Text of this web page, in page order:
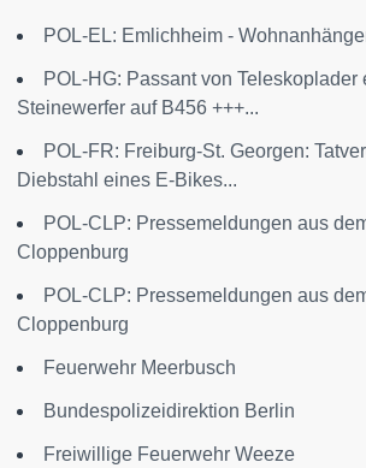
POL-EL: Emlichheim -
POL-HG: Passant von Teleskoplader
Steinewerfer auf B456 +++...
POL-FR: Freiburg-St. Georgen:
Diebstahl eines E-Bikes...
POL-CLP: Pressemeldungen aus
Cloppenburg
POL-CLP: Pressemeldungen aus
Cloppenburg
Feuerwehr Meerbusch
Bundespolizeidirektion Berlin
Freiwillige Feuerwehr Weeze